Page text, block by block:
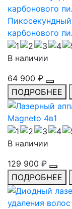
карбонового
В наличии
64 900 ₽
ПОДРОБНЕЕ
Magneto 4в1
В наличии
129 900 ₽
ПОДРОБНЕЕ